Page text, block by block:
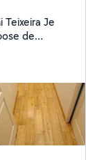
de
de
besoin
Joni